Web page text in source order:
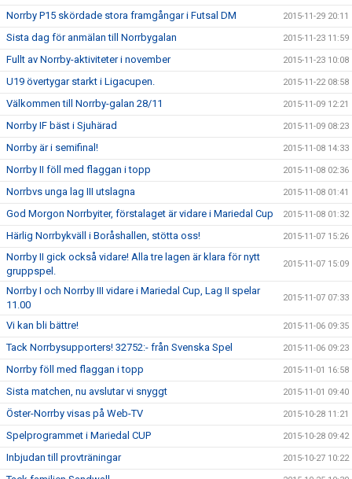
Norrby P15 skördade stora framgångar i Futsal DM 2015-11-29 20:11
Sista dag för anmälan till Norrbygalan 2015-11-23 11:59
Fullt av Norrby-aktiviteter i november 2015-11-23 10:08
U19 övertygar starkt i Ligacupen. 2015-11-22 08:58
Välkommen till Norrby-galan 28/11 2015-11-09 12:21
Norrby IF bäst i Sjuhärad 2015-11-09 08:23
Norrby är i semifinal! 2015-11-08 14:33
Norrby II föll med flaggan i topp 2015-11-08 02:36
Norrbvs unga lag III utslagna 2015-11-08 01:41
God Morgon Norrbyiter, förstalaget är vidare i Mariedal Cup 2015-11-08 01:32
Härlig Norrbykväll i Boråshallen, stötta oss! 2015-11-07 15:26
Norrby II gick också vidare! Alla tre lagen är klara för nytt
gruppspel.
2015-11-07 15:09
Norrby I och Norrby III vidare i Mariedal Cup, Lag II spelar
11.00
2015-11-07 07:33
Vi kan bli bättre! 2015-11-06 09:35
Tack Norrbysupporters! 32752:- från Svenska Spel 2015-11-06 09:23
Norrby föll med flaggan i topp 2015-11-01 16:58
Sista matchen, nu avslutar vi snyggt 2015-11-01 09:40
Öster-Norrby visas på Web-TV 2015-10-28 11:21
Spelprogrammet i Mariedal CUP 2015-10-28 09:42
Inbjudan till provträningar 2015-10-27 10:22